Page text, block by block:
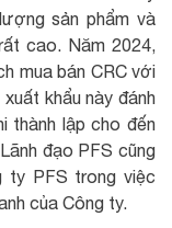
sản phẩm và
cao. Năm 2024,
mua bán CRC với
khẩu này đánh
thành lập cho đến
đạo PFS cũng
ty PFS trong việc
của Công ty.